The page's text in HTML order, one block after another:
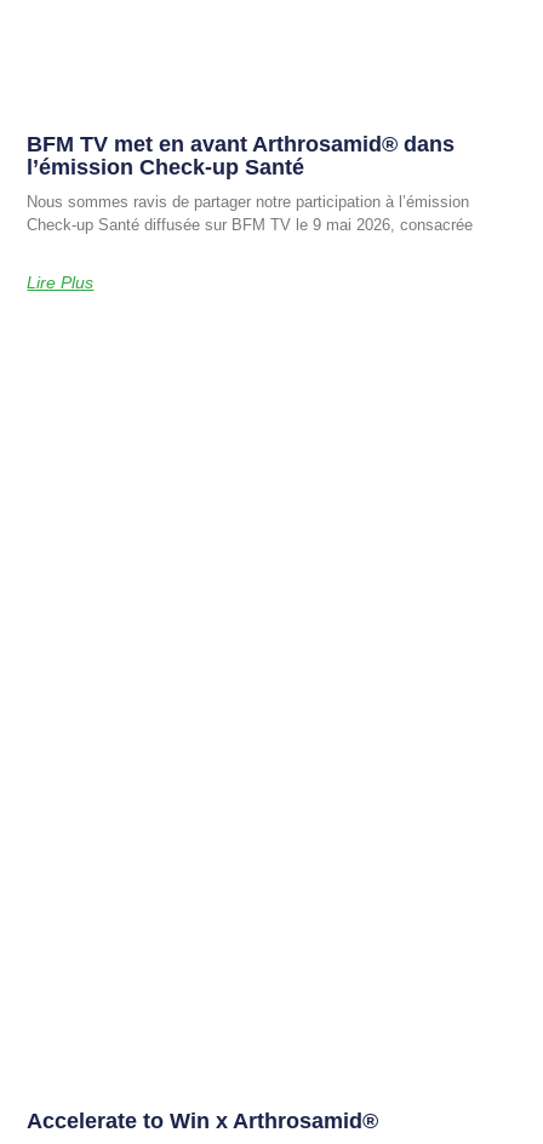
BFM TV met en avant Arthrosamid® dans
l’émission Check-up Santé
Nous sommes ravis de partager notre participation à l’émission
Check-up Santé diffusée sur BFM TV le 9 mai 2026, consacrée
Lire Plus
Accelerate to Win x Arthrosamid®